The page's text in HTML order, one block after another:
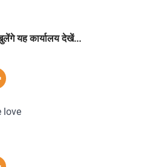
यह कार्यालय देखें…
love